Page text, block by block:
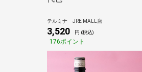
テルミナ JRE MALL店
3,520 円 (税込)
176ポイント